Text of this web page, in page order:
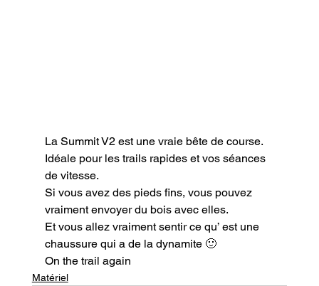
La Summit V2 est une vraie bête de course.
Idéale pour les trails rapides et vos séances
de vitesse.
Si vous avez des pieds fins, vous pouvez
vraiment envoyer du bois avec elles.
Et vous allez vraiment sentir ce qu’ est une
chaussure qui a de la dynamite 🙂
On the trail again
Matériel